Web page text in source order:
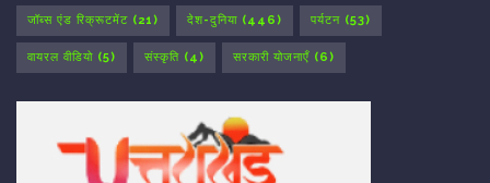
जॉब्स एंड रिक्रूटमेंट (21) देश-दुनिया (446) पर्यटन (53)
वायरल वीडियो (5) संस्कृति (4) सरकारी योजनाएँ (6)